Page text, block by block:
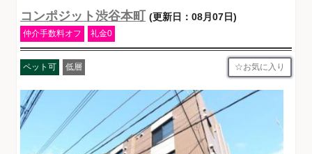
コンポジット渋谷本町 (更新日：08月07日)
仲介手数料オフ 礼金0
ペット可 低層 お気に入り